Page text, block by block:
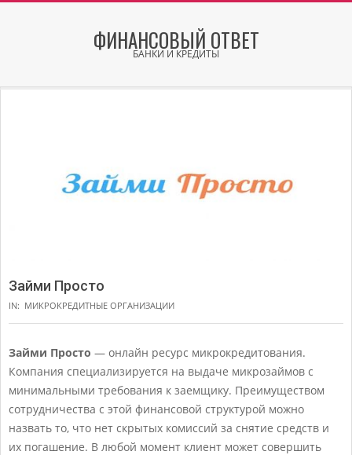
ФИНАНСОВЫЙ ОТВЕТ
БАНКИ И КРЕДИТЫ
Займи Просто
IN: МИКРОКРЕДИТНЫЕ ОРГАНИЗАЦИИ
Займи Просто — онлайн ресурс микрокредитования.
Компания специализируется на выдаче микрозаймов с
минимальными требования к заемщику. Преимуществом
сотрудничества с этой финансовой структурой можно
назвать то, что нет скрытых комиссий за снятие средств и
их погашение. В любой момент клиент может совершить